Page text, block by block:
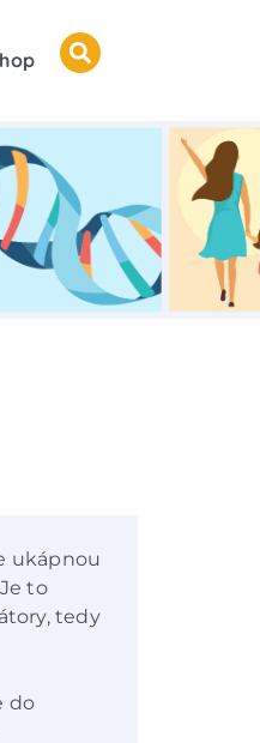
ukápnou
to
tedy
do